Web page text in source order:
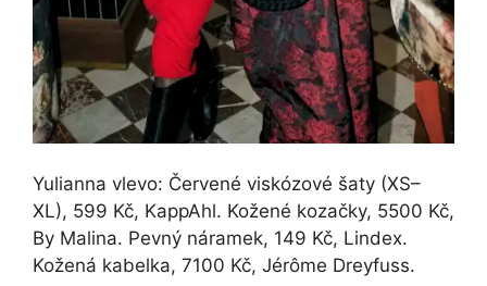
Yulianna vlevo: Červené viskózové šaty (XS–
XL), 599 Kč, KappAhl. Kožené kozačky, 5500 Kč,
By Malina. Pevný náramek, 149 Kč, Lindex.
Kožená kabelka, 7100 Kč, Jérôme Dreyfuss.